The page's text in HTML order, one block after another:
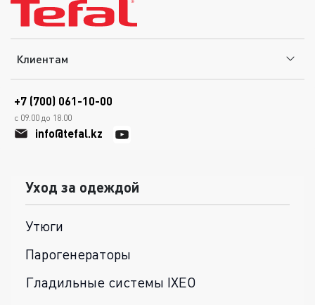
Клиентам
+7 (700) 061-10-00
с 09.00 до 18.00
info@tefal.kz
Уход за одеждой
Утюги
Парогенераторы
Гладильные системы IXEO